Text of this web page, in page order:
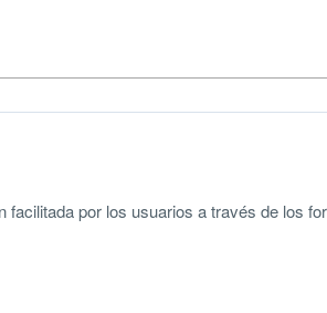
por los usuarios a través de los